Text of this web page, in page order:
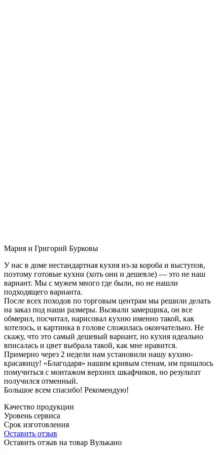
Мария и Григорий Бурковы
У нас в доме нестандартная кухня из-за короба и выступов,
поэтому готовые кухни (хоть они и дешевле) — это не наш
вариант. Мы с мужем много где были, но не нашли
подходящего варианта.
После всех походов по торговым центрам мы решили делать
на заказ под наши размеры. Вызвали замерщика, он все
обмерил, посчитал, нарисовал кухню именно такой, как
хотелось, и картинка в голове сложилась окончательно. Не
скажу, что это самый дешевый вариант, но кухня идеально
вписалась и цвет выбрала такой, как мне нравится.
Примерно через 2 недели нам установили нашу кухню-
красавицу! «Благодаря» нашим кривым стенам, им пришлось
помучиться с монтажом верхних шкафчиков, но результат
получился отменный.
Большое всем спасибо! Рекомендую!
Качество продукции
Уровень сервиса
Срок изготовления
Оставить отзыв
Оставить отзыв на товар Вулькано